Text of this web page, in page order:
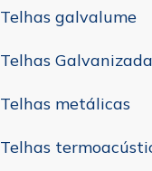
Telhas galvalume
Telhas
Telhas metálicas
Telhas